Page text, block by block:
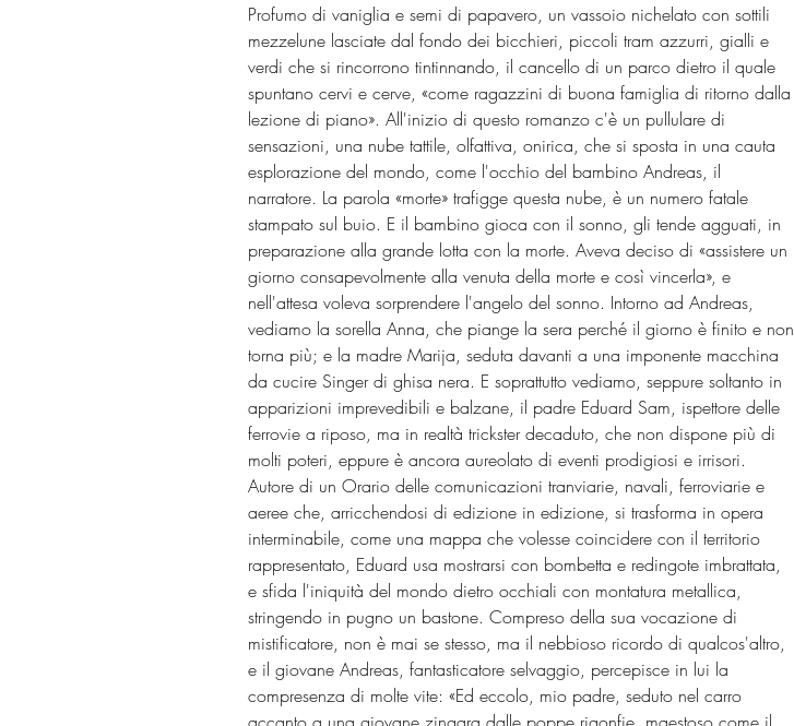
Profumo di vaniglia e semi di papavero, un vassoio nichelato con sottili
mezzelune lasciate dal fondo dei bicchieri, piccoli tram azzurri, gialli e
verdi che si rincorrono tintinnando, il cancello di un parco dietro il quale
spuntano cervi e cerve, «come ragazzini di buona famiglia di ritorno dalla
lezione di piano». All'inizio di questo romanzo c'è un pullulare di
sensazioni, una nube tattile, olfattiva, onirica, che si sposta in una cauta
esplorazione del mondo, come l'occhio del bambino Andreas, il
narratore. La parola «morte» trafigge questa nube, è un numero fatale
stampato sul buio. E il bambino gioca con il sonno, gli tende agguati, in
preparazione alla grande lotta con la morte. Aveva deciso di «assistere un
giorno consapevolmente alla venuta della morte e così vincerla», e
nell'attesa voleva sorprendere l'angelo del sonno. Intorno ad Andreas,
vediamo la sorella Anna, che piange la sera perché il giorno è finito e non
torna più; e la madre Marija, seduta davanti a una imponente macchina
da cucire Singer di ghisa nera. E soprattutto vediamo, seppure soltanto in
apparizioni imprevedibili e balzane, il padre Eduard Sam, ispettore delle
ferrovie a riposo, ma in realtà trickster decaduto, che non dispone più di
molti poteri, eppure è ancora aureolato di eventi prodigiosi e irrisori.
Autore di un Orario delle comunicazioni tranviarie, navali, ferroviarie e
aeree che, arricchendosi di edizione in edizione, si trasforma in opera
interminabile, come una mappa che volesse coincidere con il territorio
rappresentato, Eduard usa mostrarsi con bombetta e redingote imbrattata,
e sfida l'iniquità del mondo dietro occhiali con montatura metallica,
stringendo in pugno un bastone. Compreso della sua vocazione di
mistificatore, non è mai se stesso, ma il nebbioso ricordo di qualcos'altro,
e il giovane Andreas, fantasticatore selvaggio, percepisce in lui la
compresenza di molte vite: «Ed eccolo, mio padre, seduto nel carro